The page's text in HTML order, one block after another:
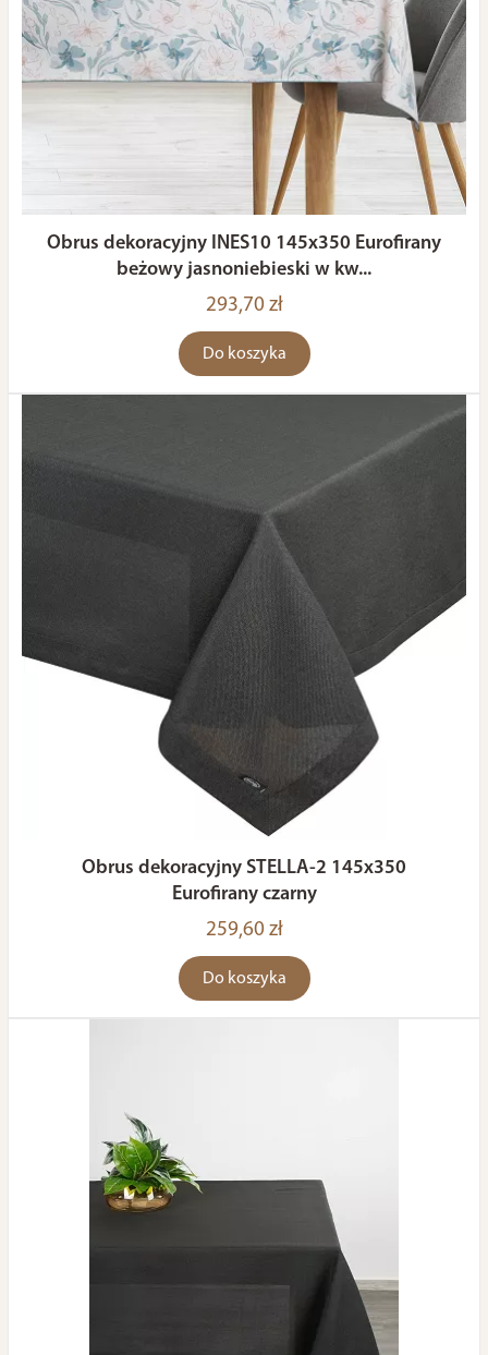
Obrus dekoracyjny INES10 145x350 Eurofirany
beżowy jasnoniebieski w kw...
293,70 zł
Do koszyka
Obrus dekoracyjny STELLA-2 145x350
Eurofirany czarny
259,60 zł
Do koszyka